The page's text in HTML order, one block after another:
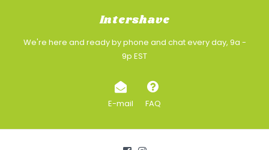
Intershave
We're here and ready by phone and chat every day, 9a -
9p EST
E-mail FAQ